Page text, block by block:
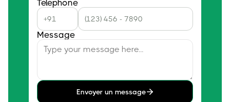
Téléphone
Message
Envoyer un message